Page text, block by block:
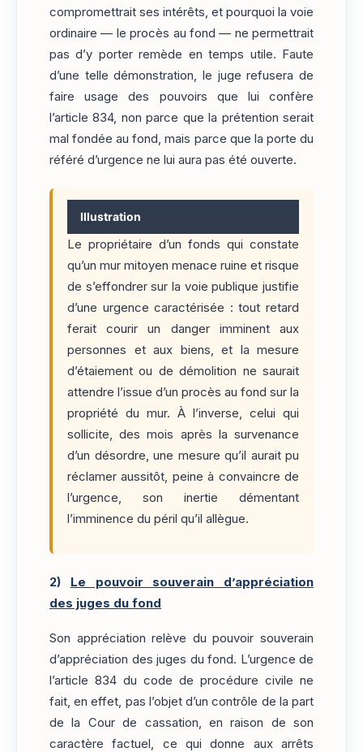
compromettrait ses intérêts, et pourquoi la voie
ordinaire — le procès au fond — ne permettrait
pas d’y porter remède en temps utile. Faute
d’une telle démonstration, le juge refusera de
faire usage des pouvoirs que lui confère
l’article 834, non parce que la prétention serait
mal fondée au fond, mais parce que la porte du
référé d’urgence ne lui aura pas été ouverte.
Illustration
Le propriétaire d’un fonds qui constate
qu’un mur mitoyen menace ruine et risque
de s’effondrer sur la voie publique justifie
d’une urgence caractérisée : tout retard
ferait courir un danger imminent aux
personnes et aux biens, et la mesure
d’étaiement ou de démolition ne saurait
attendre l’issue d’un procès au fond sur la
propriété du mur. À l’inverse, celui qui
sollicite, des mois après la survenance
d’un désordre, une mesure qu’il aurait pu
réclamer aussitôt, peine à convaincre de
l’urgence, son inertie démentant
l’imminence du péril qu’il allègue.
2)
Le pouvoir souverain d’appréciation
des juges du fond
Son appréciation relève du pouvoir souverain
d’appréciation des juges du fond. L’urgence de
l’article 834 du code de procédure civile ne
fait, en effet, pas l’objet d’un contrôle de la part
de la Cour de cassation, en raison de son
caractère factuel, ce qui donne aux arrêts